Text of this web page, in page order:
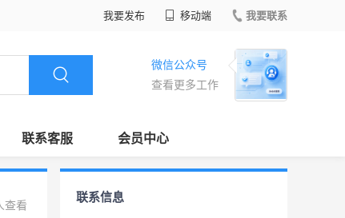
我要发布 移动端 我要联系
微信公众号
查看更多工作
联系客服 会员中心
查看
联系信息